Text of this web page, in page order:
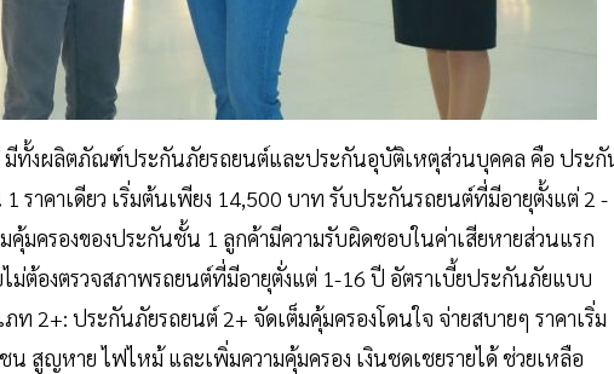
ทั้งผลิตภัณฑ์ประกันภัยรถยนต์และประกันอุบัติเหตุส่วนบุคคล คือ ประกั
ราคาเดียว เริ่มต้นเพียง 14,500 บาท รับประกันรถยนต์ที่มีอายุตั้งแต่ 2 -
มครองของประกันชั้น 1 ลูกค้ามีความรับผิดชอบในค่าเสียหายส่วนแรก
ต้องตรวจสภาพรถยนต์ที่มีอายุตั่งแต่ 1-16 ปี อัตราเบี้ยประกันภัยแบบ
2+: ประกันภัยรถยนต์ 2+ จัดเต็มคุ้มครองโดนใจ จ่ายสบายๆ ราคาเริ่ม
น สูญหาย ไฟไหม้ และเพิ่มความคุ้มครอง เงินชดเชยรายได้ ช่วยเหลือ